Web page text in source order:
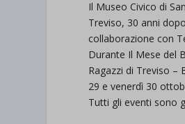
Il Museo Civico di
Treviso, 30 anni
collaborazione con
Durante Il Mese del
Ragazzi di Treviso –
29 e venerdì 30
Tutti gli eventi sono